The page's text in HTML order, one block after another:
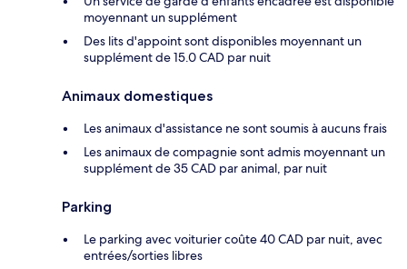
moyennant un supplément
Des lits d'appoint sont disponibles moyennant un
supplément de 15.0 CAD par nuit
Animaux domestiques
Les animaux d'assistance ne sont soumis à aucuns frais
Les animaux de compagnie sont admis moyennant un
supplément de 35 CAD par animal, par nuit
Parking
Le parking avec voiturier coûte 40 CAD par nuit, avec
entrées/sorties libres